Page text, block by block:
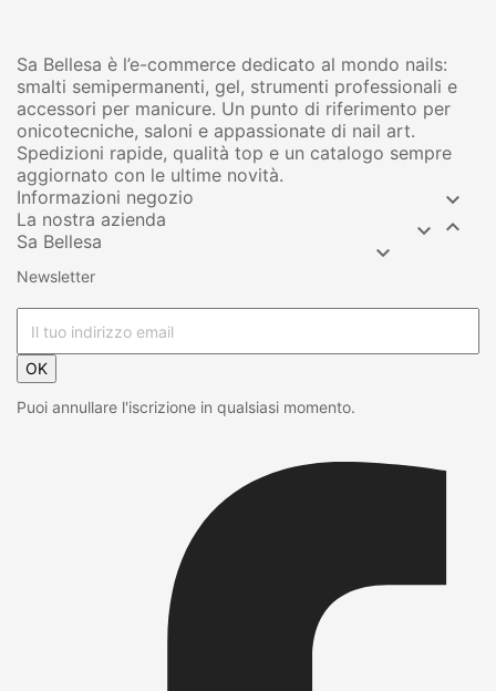
Sa Bellesa è l’e-commerce dedicato al mondo nails:
smalti semipermanenti, gel, strumenti professionali e
accessori per manicure. Un punto di riferimento per
onicotecniche, saloni e appassionate di nail art.
Spedizioni rapide, qualità top e un catalogo sempre
aggiornato con le ultime novità.
Informazioni negozio


La nostra azienda 
Sa Bellesa 
Newsletter
OK
Puoi annullare l'iscrizione in qualsiasi momento.